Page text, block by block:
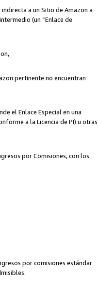
a un Sitio de Amazon a
(un “Enlace de
pertinente no encuentran
el Enlace Especial en una
a la Licencia de PI) u otras
por Comisiones, con los
por comisiones estándar